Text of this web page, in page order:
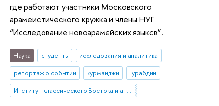
где работают участники Московского
арамеистического кружка и члены НУГ
“Исследование новоарамейских языков”.
Наука студенты
исследования и аналитика
репортаж о событии
курманджи
Турабдин
Институт классического Востока и античности